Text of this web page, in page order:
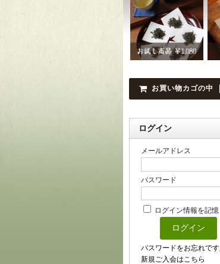
お買い物カゴの中
ログイン
メールアドレス
パスワード
ログイン情報を記憶
パスワードをお忘れです
新規ご入会はこちら